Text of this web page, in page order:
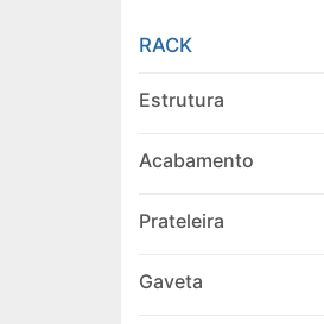
RACK
Estrutura
Acabamento
Prateleira
Gaveta